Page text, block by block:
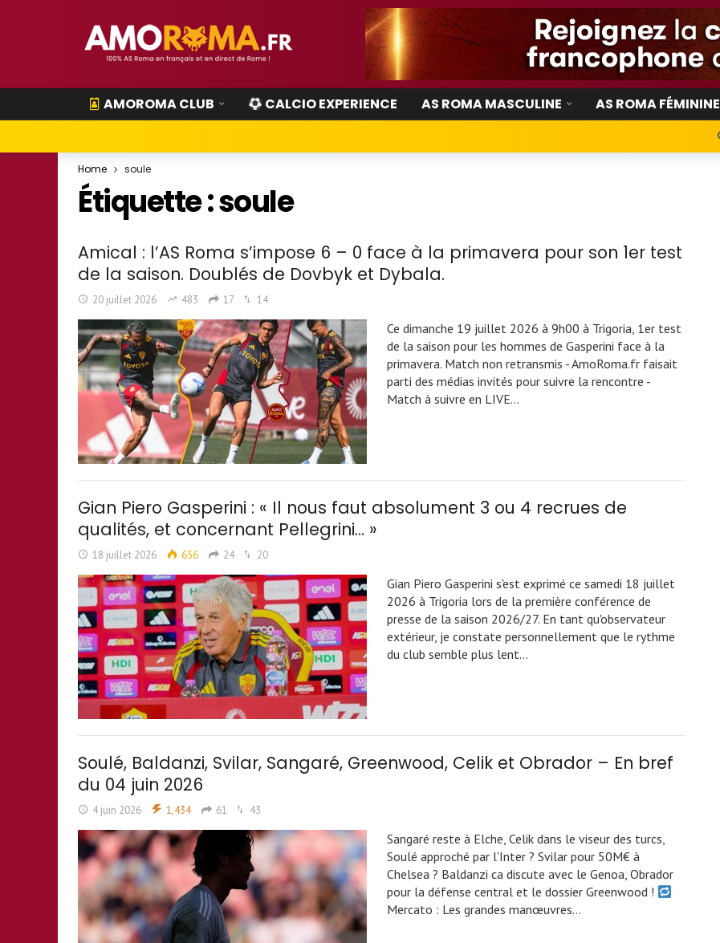
AMOROMA CLUB CALCIO EXPERIENCE AS ROMA MASCULINE AS ROMA FÉMININE
Home soule
Étiquette :soule
Amical : l’AS Roma s’impose 6 – 0 face à la primavera pour son 1er test
de la saison. Doublés de Dovbyk et Dybala.
20 juillet 2026 483 17 14
Ce dimanche 19 juillet 2026 à 9h00 à Trigoria, 1er test
de la saison pour les hommes de Gasperini face à la
primavera. Match non retransmis - AmoRoma.fr faisait
parti des médias invités pour suivre la rencontre -
Match à suivre en LIVE…
Gian Piero Gasperini : « Il nous faut absolument 3 ou 4 recrues de
qualités, et concernant Pellegrini… »
18 juillet 2026 656 24 20
Gian Piero Gasperini s'est exprimé ce samedi 18 juillet
2026 à Trigoria lors de la première conférence de
presse de la saison 2026/27. En tant qu'observateur
extérieur, je constate personnellement que le rythme
du club semble plus lent…
Soulé, Baldanzi, Svilar, Sangaré, Greenwood, Celik et Obrador – En bref
du 04 juin 2026
4 juin 2026 1,434 61 43
Sangaré reste à Elche, Celik dans le viseur des turcs,
Soulé approché par l'Inter ? Svilar pour 50M€ à
Chelsea ? Baldanzi ca discute avec le Genoa, Obrador
pour la défense central et le dossier Greenwood !
Mercato : Les grandes manœuvres…